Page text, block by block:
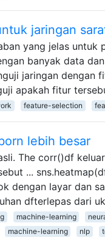
jaringan
yang jelas untuk
banyak data
jaringan dengan
apakah fitur
feature-selection
lebih besar
The corr()df
...
dengan layar dan
dfterlepas dari
machine-learning
machine-learning nlp